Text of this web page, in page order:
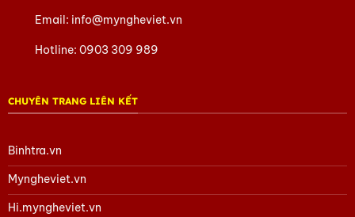
Tham khảo các sản phẩm của Mỹ Nghệ Việt
Tham khảo các sản phẩm Sơn Mài khác
Tham khảo các sản phẩm Tàu thuyền Mô hình
Tham khảo các sản phẩm Làng Đồng Đại Bái
Email: info@myngheviet.vn
Hotline:0903 309 989
CHUYÊN TRANG LIÊN KẾT
Binhtra.vn
Myngheviet.vn
Hi.myngheviet.vn